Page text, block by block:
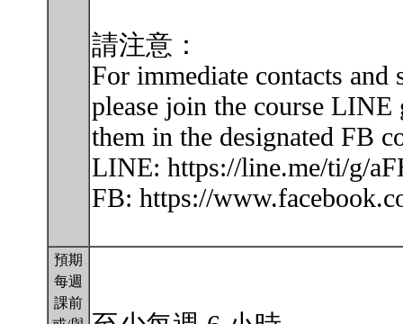
請注意：
For immediate contacts and
please join the course LINE
them in the designated FB
LINE: https://line.me/ti/g/
FB: https://
預期
每週
課前